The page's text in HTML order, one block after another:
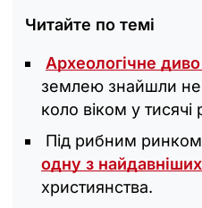
Читайте по темі
Археологічне
землею знайшли
коло віком у тисячі
Під рибним
одну з
християнства.